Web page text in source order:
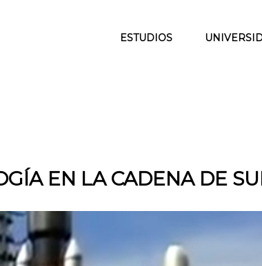
ESTUDIOS
EN LA CADENA DE